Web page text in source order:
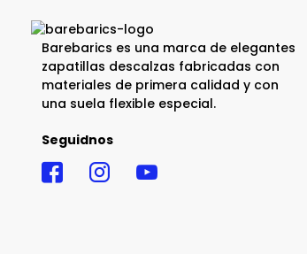
Barebarics es una marca de elegantes
zapatillas descalzas fabricadas con
materiales de primera calidad y con
una suela flexible especial.
Seguidnos